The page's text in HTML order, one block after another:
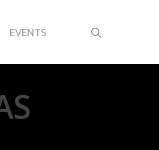
EVENTS